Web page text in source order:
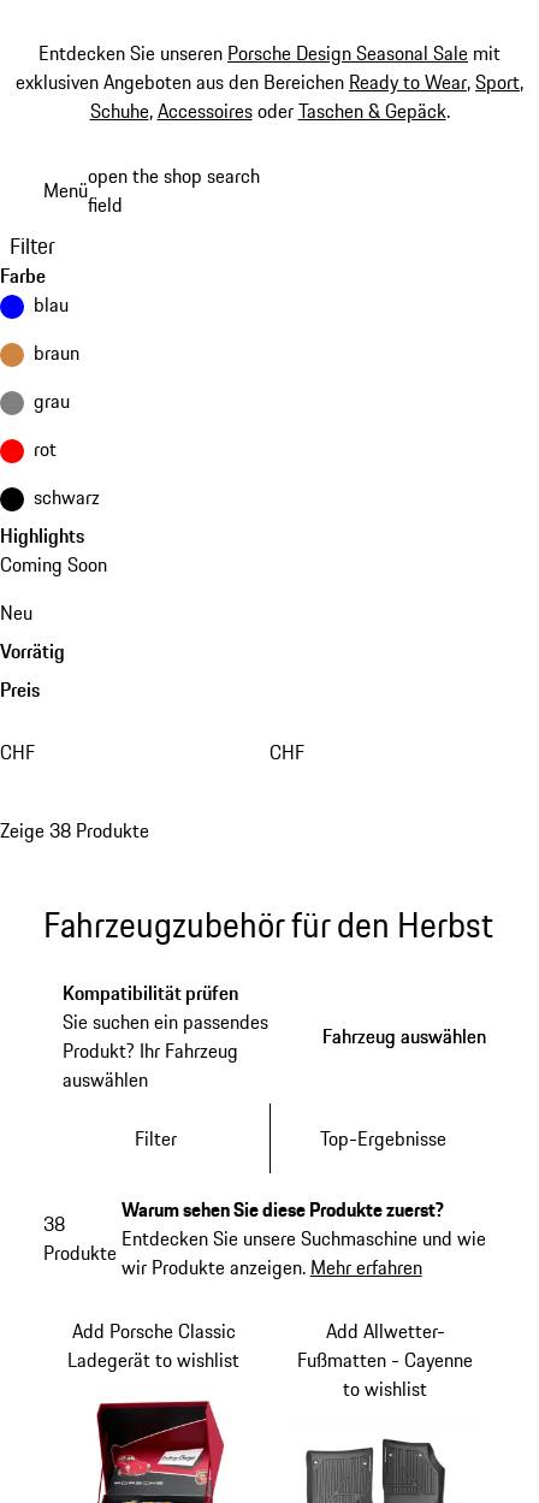
Entdecken Sie unseren Porsche Design Seasonal Sale mit
exklusiven Angeboten aus den Bereichen Ready to Wear,Sport,
Schuhe,AccessoiresoderTaschen & Gepäck.
Hauptinhalt
Menüopen the shop search
field
Filter
Farbe
blau
braun
grau
rot
schwarz
Highlights
Coming Soon
Neu
Vorrätig
Preis
CHF CHF
Zeige 38 Produkte
Fahrzeugzubehör für den Herbst
Kompatibilität prüfen
Sie suchen ein passendes
Produkt? Ihr Fahrzeug
auswählen
Fahrzeug auswählen
Fahrzeug auswählen
Filter Top-Ergebnisse
38
Produkte
Warum sehen Sie diese Produkte zuerst?
Entdecken Sie unsere Suchmaschine und wie
wir Produkte anzeigen. Mehr erfahren
Add Porsche Classic
Ladegerät to wishlist
Add Allwetter-
Fußmatten - Cayenne
to wishlist